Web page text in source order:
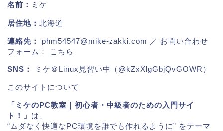
名前： ミケ
居住地： 北海道
連絡先： phm54547@mike-zakki.com ／ お問い合わせ
フォーム：
こちら
SNS： ミケ＠Linux見習い中（@kZxXlgGbjQvGOWR）
このサイトについて
「ミケのPC教室｜初心者・中級者のための入門サイ
ト！」 は、
“ムダなく快適なPC環境を誰でも作れるように” をテーマ